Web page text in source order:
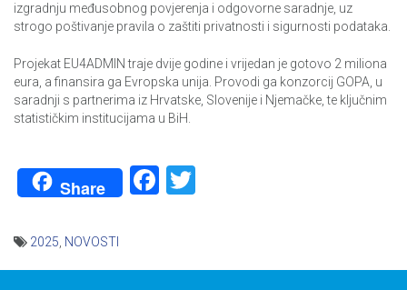
izgradnju međusobnog povjerenja i odgovorne saradnje, uz
strogo poštivanje pravila o zaštiti privatnosti i sigurnosti podataka.
Projekat EU4ADMIN traje dvije godine i vrijedan je gotovo 2 miliona
eura, a finansira ga Evropska unija. Provodi ga konzorcij GOPA, u
saradnji s partnerima iz Hrvatske, Slovenije i Njemačke, te ključnim
statističkim institucijama u BiH.
Share Facebook
2025 NOVOSTI